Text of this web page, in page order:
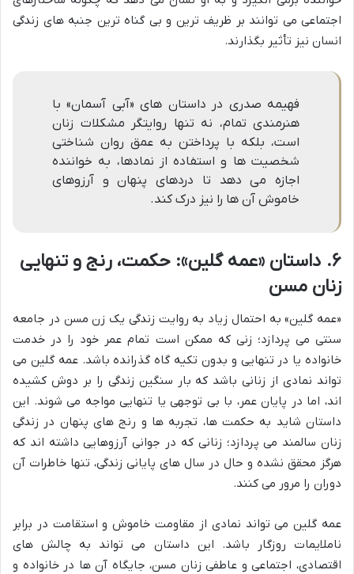
اجتماعی می توانند بر ظریف ترین و بی گناه ترین جنبه های زندگی
انسان نیز تأثیر بگذارند.
فهیمه صدری در داستان های «آبی آسمان» با
هنرمندی تمام، نه تنها روایتگر مشکلات زنان
است، بلکه با پرداختن به عمق روان شناختی
شخصیت ها و استفاده از نمادها، به خواننده
اجازه می دهد تا دردهای پنهان و آرزوهای
خاموش آن ها را نیز درک کند.
۶. داستان «عمه گلین»: حکمت، رنج و تنهایی
زنان مسن
«عمه گلین» به احتمال زیاد به روایت زندگی یک زن مسن در جامعه
سنتی می پردازد؛ زنی که ممکن است تمام عمر خود را در خدمت
خانواده یا در تنهایی و بدون تکیه گاه گذرانده باشد. عمه گلین می
تواند نمادی از زنانی باشد که بار سنگین زندگی را بر دوش کشیده
اند، اما در پایان عمر، با بی توجهی یا تنهایی مواجه می شوند. این
داستان شاید به حکمت ها، تجربه ها و رنج های پنهان در زندگی
زنان سالمند می پردازد؛ زنانی که در جوانی آرزوهایی داشته اند که
هرگز محقق نشده و حال در سال های پایانی زندگی، تنها خاطرات آن
دوران را مرور می کنند.
عمه گلین می تواند نمادی از مقاومت خاموش و استقامت در برابر
ناملایمات روزگار باشد. این داستان می تواند به چالش های
اقتصادی، اجتماعی و عاطفی زنان مسن، جایگاه آن ها در خانواده و